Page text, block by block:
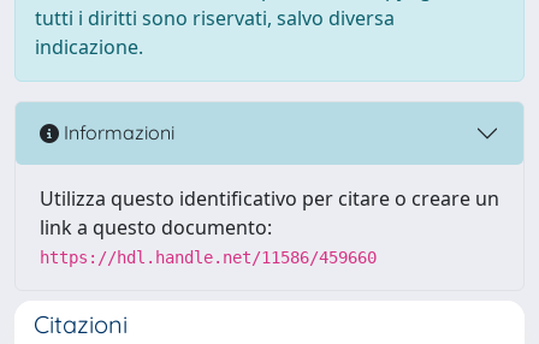
tutti i diritti sono riservati, salvo diversa
indicazione.
Informazioni
Utilizza questo identificativo per citare o creare un
link a questo documento:
https://hdl.handle.net/11586/459660
Citazioni